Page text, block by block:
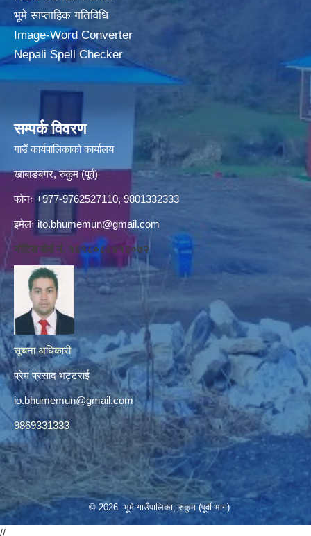
भूमे साप्ताहिक गतिविधि
Image-Word Converter
Nepali Spell Checker
सम्पर्क विवरण
गाउँ कार्यपालिकाको कार्यालय
खाबाङबगर, रुकुम (पूर्व)
फोनः +977-9762527110, 9801332333
इमेलः ito.bhumemun@gmail.com
नोटिस बोर्ड नं. १६१८०८८४१३०७२
सूचना अधिकारी
प्रेम प्रसाद भट्टराई
io.bhumemun@gmail.com
9869331333
© 2026 भूमे गाउँपालिका, रुकुम (पूर्वी भाग)
//